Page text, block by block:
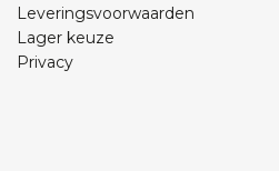
Leveringsvoorwaarden
Lager keuze
Privacy